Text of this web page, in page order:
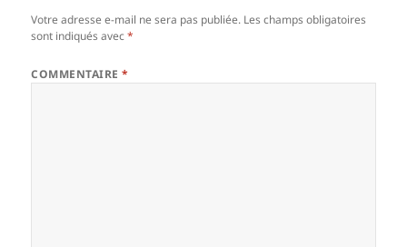
Votre adresse e-mail ne sera pas publiée. Les champs obligatoires
sont indiqués avec*
COMMENTAIRE*